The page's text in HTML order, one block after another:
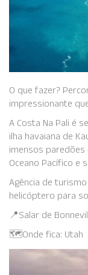
O que fazer?
impressionante
A Costa Na Pali é
ilha havaiana de
imensos paredões
Oceano Pacífico e
Agência de
helicóptero para
📍Salar de
🗺️Onde fica: Utah